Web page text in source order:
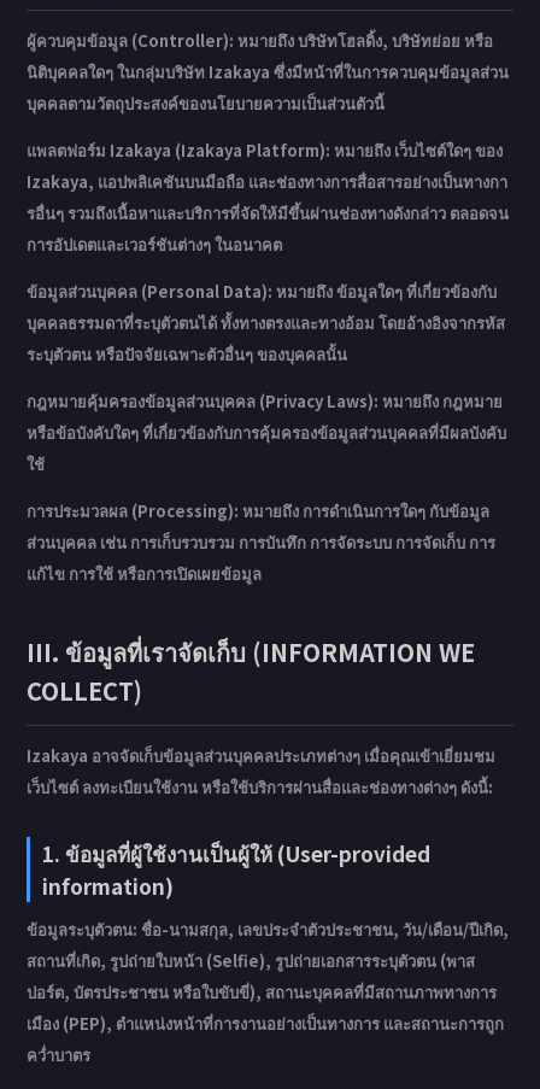
ผู้ควบคุมข้อมูล (Controller): หมายถึง บริษัทโฮลดิ้ง, บริษัทย่อย หรือ
นิติบุคคลใดๆ ในกลุ่มบริษัท Izakaya ซึ่งมีหน้าที่ในการควบคุมข้อมูลส่วน
บุคคลตามวัตถุประสงค์ของนโยบายความเป็นส่วนตัวนี้
แพลตฟอร์ม Izakaya (Izakaya Platform): หมายถึง เว็บไซต์ใดๆ ของ
Izakaya, แอปพลิเคชันบนมือถือ และช่องทางการสื่อสารอย่างเป็นทางกา
รอื่นๆ รวมถึงเนื้อหาและบริการที่จัดให้มีขึ้นผ่านช่องทางดังกล่าว ตลอดจน
การอัปเดตและเวอร์ชันต่างๆ ในอนาคต
ข้อมูลส่วนบุคคล (Personal Data): หมายถึง ข้อมูลใดๆ ที่เกี่ยวข้องกับ
บุคคลธรรมดาที่ระบุตัวตนได้ ทั้งทางตรงและทางอ้อม โดยอ้างอิงจากรหัส
ระบุตัวตน หรือปัจจัยเฉพาะตัวอื่นๆ ของบุคคลนั้น
กฎหมายคุ้มครองข้อมูลส่วนบุคคล (Privacy Laws): หมายถึง กฎหมาย
หรือข้อบังคับใดๆ ที่เกี่ยวข้องกับการคุ้มครองข้อมูลส่วนบุคคลที่มีผลบังคับ
ใช้
การประมวลผล (Processing): หมายถึง การดำเนินการใดๆ กับข้อมูล
ส่วนบุคคล เช่น การเก็บรวบรวม การบันทึก การจัดระบบ การจัดเก็บ การ
แก้ไข การใช้ หรือการเปิดเผยข้อมูล
III. ข้อมูลที่เราจัดเก็บ (INFORMATION WE
COLLECT)
Izakaya อาจจัดเก็บข้อมูลส่วนบุคคลประเภทต่างๆ เมื่อคุณเข้าเยี่ยมชม
เว็บไซต์ ลงทะเบียนใช้งาน หรือใช้บริการผ่านสื่อและช่องทางต่างๆ ดังนี้:
1. ข้อมูลที่ผู้ใช้งานเป็นผู้ให้ (User-provided
information)
ข้อมูลระบุตัวตน: ชื่อ-นามสกุล, เลขประจำตัวประชาชน, วัน/เดือน/ปีเกิด,
สถานที่เกิด, รูปถ่ายใบหน้า (Selfie), รูปถ่ายเอกสารระบุตัวตน (พาส
ปอร์ต, บัตรประชาชน หรือใบขับขี่), สถานะบุคคลที่มีสถานภาพทางการ
เมือง (PEP), ตำแหน่งหน้าที่การงานอย่างเป็นทางการ และสถานะการถูก
คว่ำบาตร